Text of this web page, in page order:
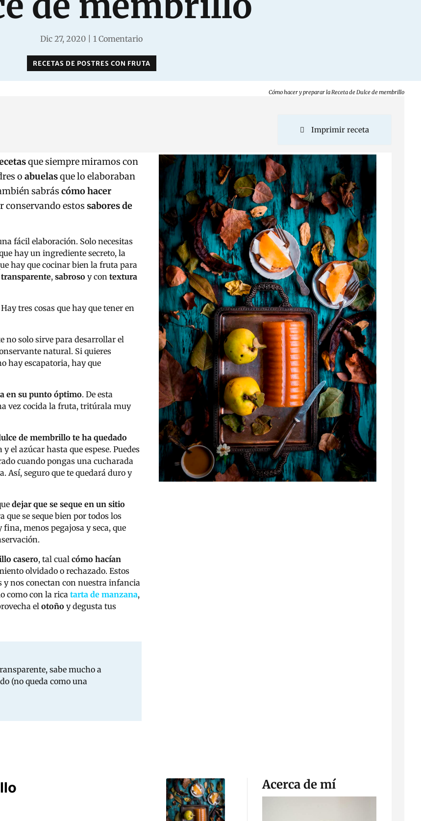
Dic 27, 2020 1 Comentario
RECETAS DE POSTRES CON FRUTA
Cómo hacer y preparar la Receta de Dulce de membrillo
Imprimir receta
que siempre miramos con
oabuelasque lo elaboraban
sabráscómo hacer
conservando estossabores de
fácil elaboración. Solo necesitas
hay un ingrediente secreto, la
hay que cocinar bien la fruta para
transparente, sabrosoy con textura
Hay tres cosas que hay que tener en
no solo sirve para desarrollar el
natural. Si quieres
hay escapatoria, hay que
en su punto óptimo. De esta
vez cocida la fruta, tritúrala muy
de membrillo te ha quedado
el azúcar hasta que espese. Puedes
cuando pongas una cucharada
Así, seguro que te quedará duro y
dejar que se seque en un sitio
que se seque bien por todos los
menos pegajosa y seca, que
casero, tal cual cómo hacían
olvidado o rechazado. Estos
y nos conectan con nuestra infancia
como con la ricatarta de manzana,
elotoño y degusta tus
sabe mucho a
(no queda como una
Acerca de mí